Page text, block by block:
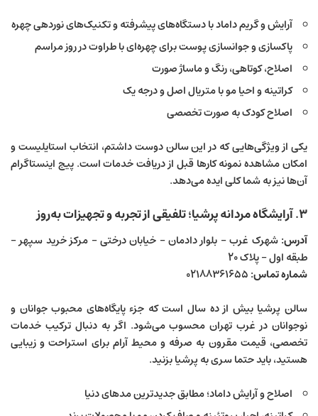
آرایش و گریم داماد با دستگاه‌های پیشرفته و تکنیک‌های نوردهی چهره
پاکسازی و جوانسازی پوست برای چهره‌ای با طراوت در روز مراسم
اصلاح، کوتاهی، رنگ و ماساژ صورت
کراتینه و احیا مو با متریال اصل و درجه یک
اصلاح کودک به صورت تخصصی
یکی از ویژگی‌هایی که در این سالن دوست داشتم، انتخاب استایلیست و
امکان مشاهده نمونه کارها قبل از دریافت خدمات است. پیج اینستاگرام
آن‌ها نیز به شما کلی ایده می‌دهد.
۳. آرایشگاه مردانه پرشیا؛ تلفیقی از تجربه و تجهیزات به‌روز
آدرس: شهرک غرب – بلوار دادمان – خیابان درختی – مرکز خرید سپهر –
طبقه اول – پلاک ۲۰
شماره تماس:
سالن پرشیا بیش از ده سال است که جزء پایگاه‌های محبوب جوانان و
نوجوانان در غرب تهران محسوب می‌شود. اگر به دنبال ترکیب خدمات
تخصصی، قیمت مقرون به صرفه و محیط آرام برای استراحت و زیبایی
هستید، باید حتما سری به پرشیا بزنید.
اصلاح و آرایش داماد؛ مطابق جدیدترین مدهای دنیا